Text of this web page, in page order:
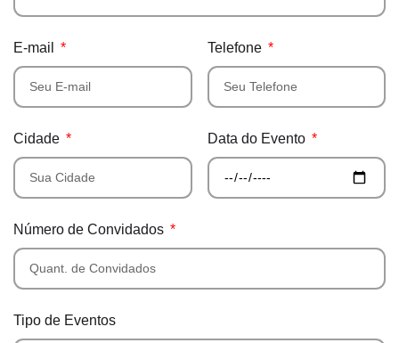
E-mail Telefone
Cidade Data do Evento
Número de Convidados
Tipo de Eventos